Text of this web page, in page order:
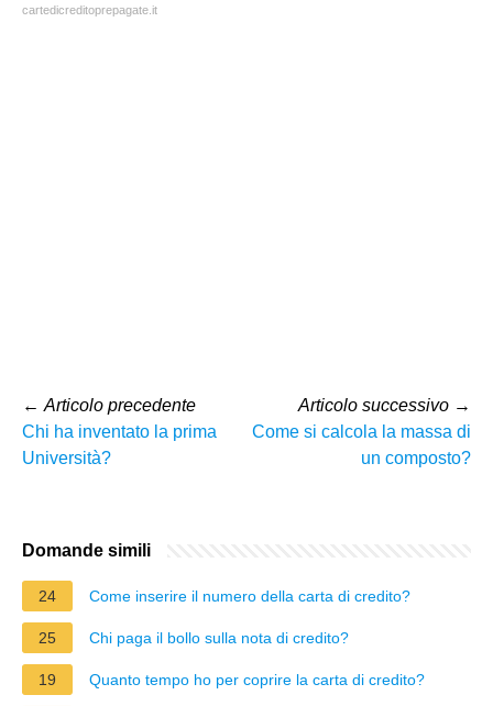
cartedicreditoprepagate.it
← Articolo precedente
Chi ha inventato la prima
Università?
Articolo successivo →
Come si calcola la massa di
un composto?
Domande simili
24 Come inserire il numero della carta di credito?
25 Chi paga il bollo sulla nota di credito?
19 Quanto tempo ho per coprire la carta di credito?